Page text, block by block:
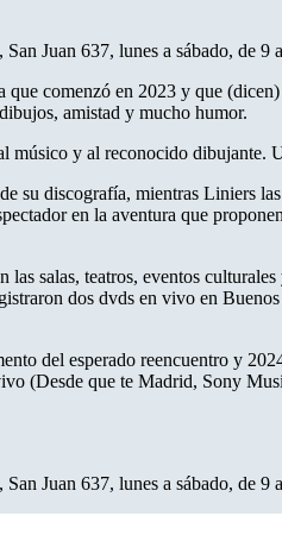
Juan 637, lunes a sábado, de 9
comenzó en 2023 y que
amistad y mucho humor.
músico y al reconocido
su discografía, mientras Liniers
en la aventura que
salas, teatros, eventos
dos dvds en vivo en
del esperado reencuentro y
(Desde que te Madrid, Sony
Juan 637, lunes a sábado, de 9